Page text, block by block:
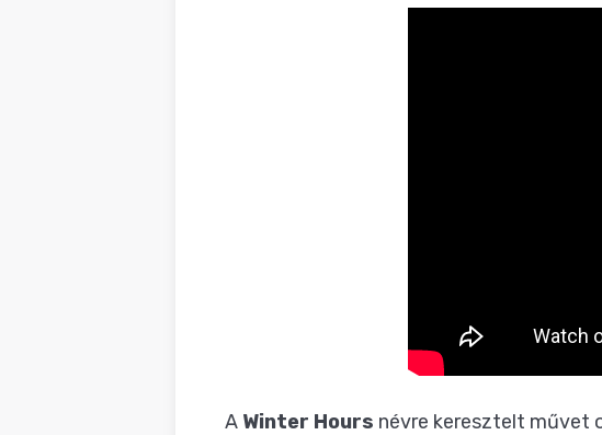
A Winter Hours névre keresztelt művet